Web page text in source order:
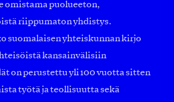
omistama puolueeton,
riippumaton yhdistys.
suomalaisen yhteiskunnan kirjo
kansainvälisiin
on perustettu yli 100 vuotta sitten
työtä ja teollisuutta sekä